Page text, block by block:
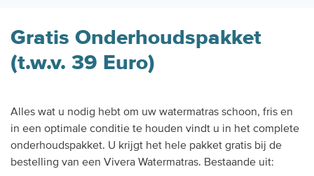
Gratis Onderhoudspakket
(t.w.v. 39 Euro)
Alles wat u nodig hebt om uw watermatras schoon, fris en
in een optimale conditie te houden vindt u in het complete
onderhoudspakket. U krijgt het hele pakket gratis bij de
bestelling van een Vivera Watermatras. Bestaande uit: